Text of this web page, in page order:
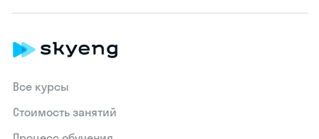
Все курсы
Стоимость занятий